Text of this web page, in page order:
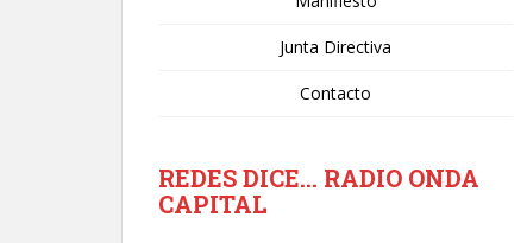
Junta Directiva
Contacto
REDES DICE… RADIO ONDA
CAPITAL